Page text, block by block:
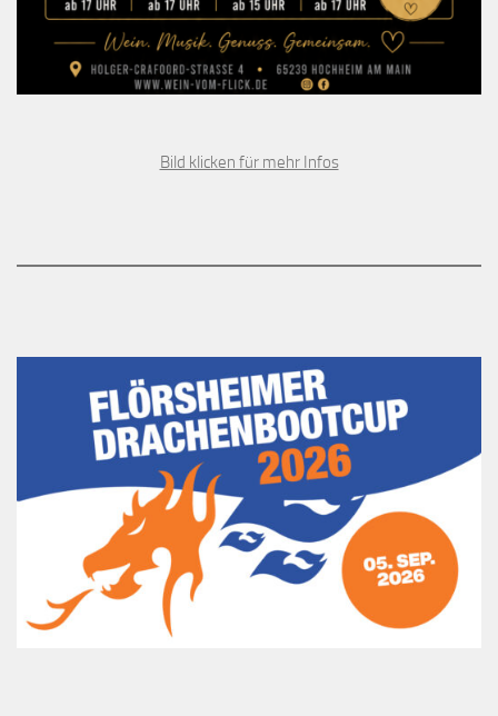
Bild klicken für mehr Infos